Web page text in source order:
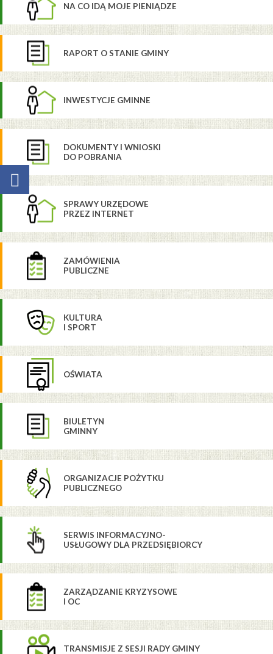
NA CO IDĄ MOJE PIENIĄDZE
RAPORT O STANIE GMINY
INWESTYCJE GMINNE
DOKUMENTY I WNIOSKI
DO POBRANIA
SPRAWY URZĘDOWE
PRZEZ INTERNET
ZAMÓWIENIA
PUBLICZNE
KULTURA
I SPORT
OŚWIATA
BIULETYN
GMINNY
ORGANIZACJE POŻYTKU
PUBLICZNEGO
SERWIS INFORMACYJNO-
USŁUGOWY DLA PRZEDSIĘBIORCY
ZARZĄDZANIE KRYZYSOWE
I OC
TRANSMISJE Z SESJI RADY GMINY